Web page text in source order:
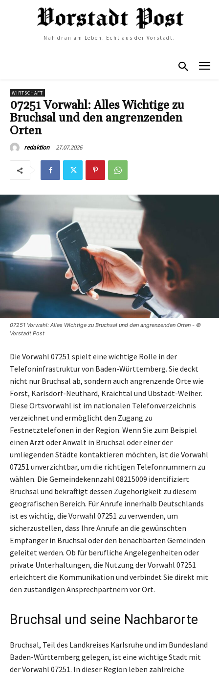
Nah dran am Leben. Echt aus der Vorstadt.
WIRTSCHAFT
07251 Vorwahl: Alles Wichtige zu
Bruchsal und den angrenzenden
Orten
redaktion 27.07.2026
07251 Vorwahl: Alles Wichtige zu Bruchsal und den angrenzenden Orten - ©
Vorstadt Post
Die Vorwahl 07251 spielt eine wichtige Rolle in der
Telefoninfrastruktur von Baden-Württemberg. Sie deckt
nicht nur Bruchsal ab, sondern auch angrenzende Orte wie
Forst, Karlsdorf-Neuthard, Kraichtal und Ubstadt-Weiher.
Diese Ortsvorwahl ist im nationalen Telefonverzeichnis
verzeichnet und ermöglicht den Zugang zu
Festnetztelefonen in der Region. Wenn Sie zum Beispiel
einen Arzt oder Anwalt in Bruchsal oder einer der
umliegenden Städte kontaktieren möchten, ist die Vorwahl
07251 unverzichtbar, um die richtigen Telefonnummern zu
wählen. Die Gemeindekennzahl 08215009 identifiziert
Bruchsal und bekräftigt dessen Zugehörigkeit zu diesem
geografischen Bereich. Für Anrufe innerhalb Deutschlands
ist es wichtig, die Vorwahl 07251 zu verwenden, um
sicherzustellen, dass Ihre Anrufe an die gewünschten
Empfänger in Bruchsal oder den benachbarten Gemeinden
geleitet werden. Ob für berufliche Angelegenheiten oder
private Unterhaltungen, die Nutzung der Vorwahl 07251
erleichtert die Kommunikation und verbindet Sie direkt mit
den zuständigen Ansprechpartnern vor Ort.
Bruchsal und seine Nachbarorte
Bruchsal, Teil des Landkreises Karlsruhe und im Bundesland
Baden-Württemberg gelegen, ist eine wichtige Stadt mit
der Vorwahl 07251. In dieser Region leben zahlreiche